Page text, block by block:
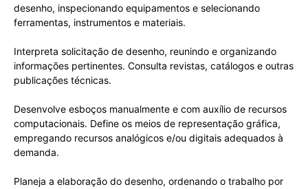
desenho, inspecionando equipamentos e selecionando
ferramentas, instrumentos e materiais.
Interpreta solicitação de desenho, reunindo e organizando
informações pertinentes. Consulta revistas, catálogos e outras
publicações técnicas.
Desenvolve esboços manualmente e com auxílio de recursos
computacionais. Define os meios de representação gráfica,
empregando recursos analógicos e/ou digitais adequados à
demanda.
Planeja a elaboração do desenho, ordenando o trabalho por